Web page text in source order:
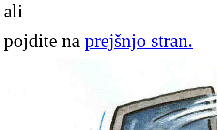
ali
pojdite na prejšnjo stran.